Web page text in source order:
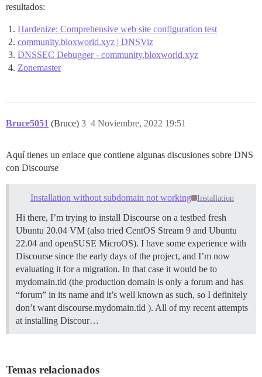
resultados:
Hardenize: Comprehensive web site configuration test
community.bloxworld.xyz | DNSViz
DNSSEC Debugger - community.bloxworld.xyz
Zonemaster
Bruce5051 (Bruce) 4 Noviembre, 2022 19:51
3
Aquí tienes un enlace que contiene algunas discusiones sobre DNS
con Discourse
Installation without subdomain not working Installation
Hi there, I’m trying to install Discourse on a testbed fresh
Ubuntu 20.04 VM (also tried CentOS Stream 9 and Ubuntu
22.04 and openSUSE MicroOS). I have some experience with
Discourse since the early days of the project, and I’m now
evaluating it for a migration. In that case it would be to
mydomain.tld (the production domain is only a forum and has
“forum” in its name and it’s well known as such, so I definitely
don’t want discourse.mydomain.tld ). All of my recent attempts
at installing Discour…
Temas relacionados